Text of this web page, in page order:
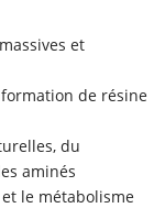
et
de résine
du
aminés
le métabolisme